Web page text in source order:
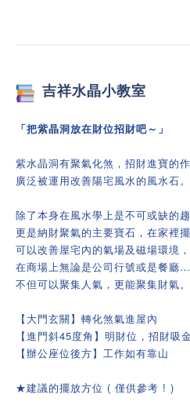
吉祥水晶小教室
「把紫晶洞放在財位招財吧～」
紫水晶洞有聚氣化煞，招財進寶的作
廣泛被運用改善陽宅風水的風水石。
除了本身在風水學上是不可或缺的
更是納財聚氣的主要寶石，在家裡
可以改善屋宅內的氣場及磁場環境，
在商場上無論是公司行號或是餐廳
不但可以聚集人氣，更能聚集財氣。
【大門玄關】轉化煞氣進屋內
【進門斜45度角】明財位，招財吸
【辦公座位後方】工作如有靠山
★建議的擺放方位 ( 僅供參考 ! )